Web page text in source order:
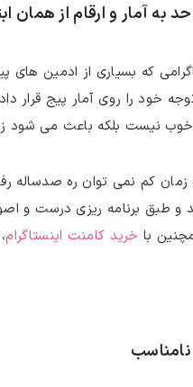
به آمار و ارقام از همان
که بسیاری از ادمین‌
خود را روی آمار پیج قرار
خوب نیست بلکه باعث می شود
کم نمی‌ توان ره صدساله
و طبق برنامه ‌ریزی درست و
با خرید کامنت اینستاگرام